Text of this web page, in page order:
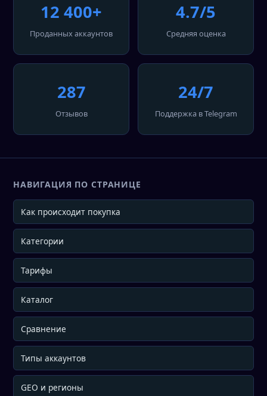
12 400+
Проданных аккаунтов
4.7/5
Средняя оценка
287
Отзывов
24/7
Поддержка в Telegram
НАВИГАЦИЯ ПО СТРАНИЦЕ
Как происходит покупка
Категории
Тарифы
Каталог
Сравнение
Типы аккаунтов
GEO и регионы